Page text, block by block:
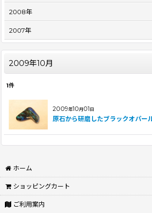
2009年10月
1件
2009年10月01日
原石から研磨したブラックオパー
2008年
2007年
ホーム
ショッピングカート
ご利用案内